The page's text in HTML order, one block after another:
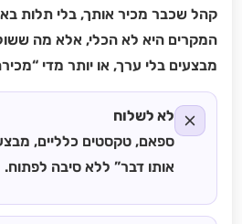
קהל שכבר מכיר אותך, בלי תלות
המקרים היא לא הכלי, אלא מה
מבצעים בלי ערך, או יותר מדי
לא לשלוח
ספאם, טקסטים כלליים,
אותו דבר” ללא סיבה לפתוח.